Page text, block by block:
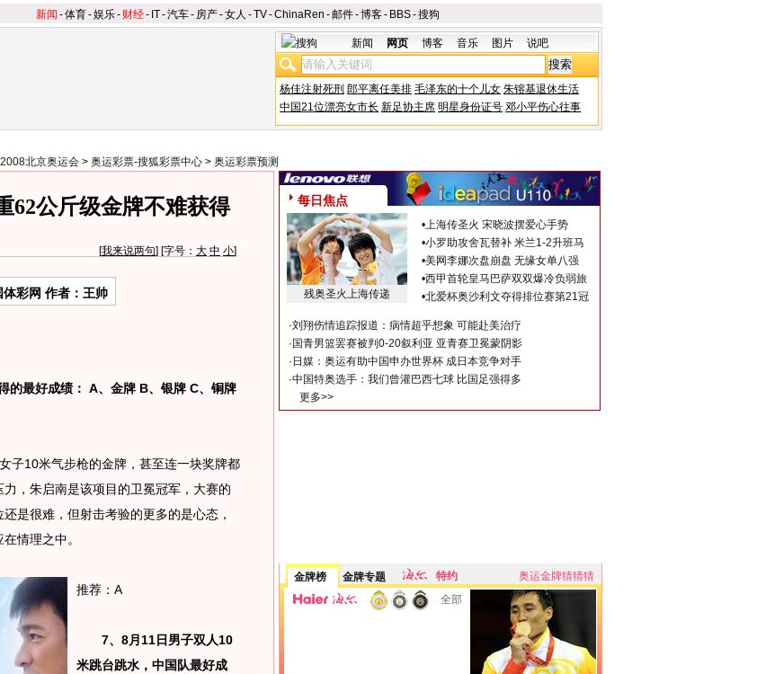
新闻 -体育-娱乐- 财经- IT-汽车- 房产-女人 -TV-ChinaRen -邮件-博客- BBS-搜狗
新闻 网页 博客 音乐 图片 说吧
杨佳注射死刑 郎平离任美排 毛泽东的十个儿女 朱镕基退休生活
中国21位漂亮女市长 新足协主席 明星身份证号 邓小平伤心往事
北京奥运会 > 奥运彩票-搜狐彩票中心 > 奥运彩票预测
62公斤级金牌不难获得
[我来说两句] [字号： 大 中 小]
体彩网 作者：王帅
最好成绩： A、金牌 B、银牌 C、铜牌
10米气步枪的金牌，甚至连一块奖牌都
，朱启南是该项目的卫冕冠军，大赛的
是很难，但射击考验的更多的是心态，
情理之中。
推荐：A
7、8月11日男子双人10
米跳台跳水，中国队最好成
每日焦点
残奥圣火上海传递
•上海传圣火 宋晓波摆爱心手势
•小罗助攻舍瓦替补 米兰1-2升班马
•美网李娜次盘崩盘 无缘女单八强
•西甲首轮皇马巴萨双双爆冷负弱旅
•北爱杯奥沙利文夺得排位赛第21冠
·刘翔伤情追踪报道：病情超乎想象 可能赴美治疗
· 国青男篮罢赛被判0-20叙利亚 亚青赛卫冕蒙阴影
· 日媒：奥运有助中国申办世界杯 成日本竞争对手
·中国特奥选手：我们曾灌巴西七球 比国足强得多
更多>>
金牌榜 金牌专题 特约
奥运金牌猜猜猜
全部